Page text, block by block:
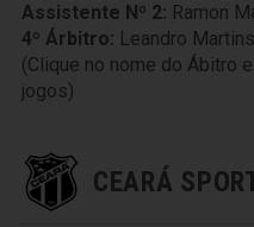
Assistente Nº 2: Ramon
4º Árbitro: Leandro
(Clique no nome do Ábitro
jogos)
CEARÁ